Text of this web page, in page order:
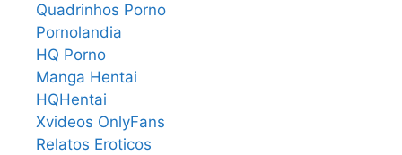
Quadrinhos Porno
Pornolandia
HQ Porno
Manga Hentai
HQHentai
Xvideos OnlyFans
Relatos Eroticos